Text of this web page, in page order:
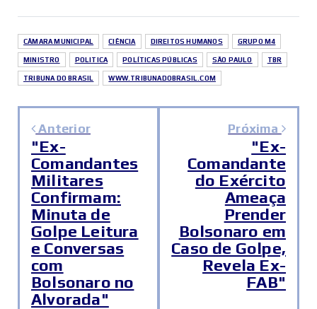
CÂMARA MUNICIPAL CIÊNCIA DIREITOS HUMANOS GRUPO M4
MINISTRO POLITICA POLÍTICAS PÚBLICAS SÃO PAULO TBR
TRIBUNA DO BRASIL WWW.TRIBUNADOBRASIL.COM
Anterior
"Ex-
Comandantes
Militares
Confirmam:
Minuta de
Golpe Leitura
e Conversas
com
Bolsonaro no
Alvorada"
Próxima
"Ex-
Comandante
do Exército
Ameaça
Prender
Bolsonaro em
Caso de Golpe,
Revela Ex-
FAB"